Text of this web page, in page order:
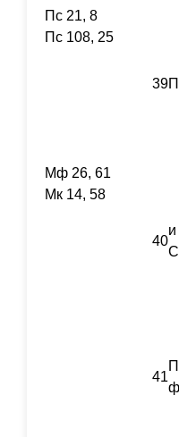
Пс 21, 8
Пс 108, 25
39
Мф 26, 61
Мк 14, 58
40
41